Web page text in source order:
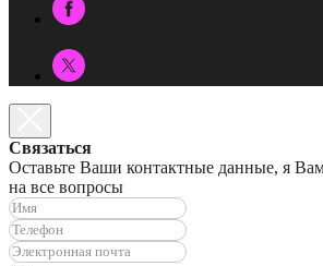
Связаться
Оставьте Ваши контактные данные, я
на все вопросы